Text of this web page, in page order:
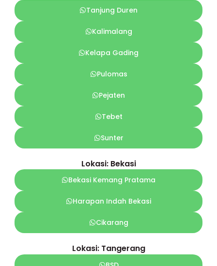
Tanjung Duren
Kalimalang
Kelapa Gading
Pulomas
Pejaten
Tebet
Sunter
Lokasi: Bekasi
Bekasi Kemang Pratama
Harapan Indah Bekasi
Cikarang
Lokasi: Tangerang